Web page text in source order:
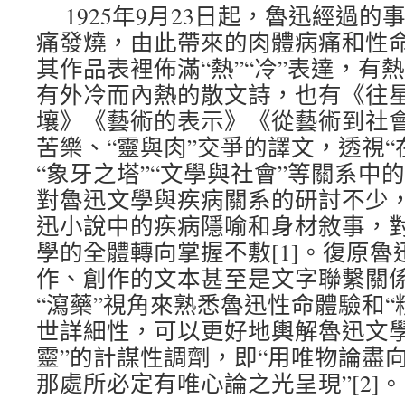
1925年9月23日起，魯迅經過的
痛發燒，由此帶來的肉體病痛和性
其作品表裡佈滿“熱”“冷”表達，有
有外冷而內熱的散文詩，也有《往
壤》《藝術的表示》《從藝術到社
苦樂、“靈與肉”交爭的譯文，透視“
“象牙之塔”“文學與社會”等關系中
對魯迅文學與疾病關系的研討不少
迅小說中的疾病隱喻和身材敘事，
學的全體轉向掌握不敷[1]。復原魯
作、創作的文本甚至是文字聯繫關
“瀉藥”視角來熟悉魯迅性命體驗和
世詳細性，可以更好地輿解魯迅文
靈”的計謀性調劑，即“用唯物論盡
那處所必定有唯心論之光呈現”[2]。